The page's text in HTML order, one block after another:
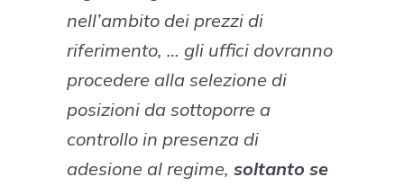
nell’ambito dei prezzi di
riferimento, … gli uffici dovranno
procedere alla selezione di
posizioni da sottoporre a
controllo in presenza di
adesione al regime, soltanto se